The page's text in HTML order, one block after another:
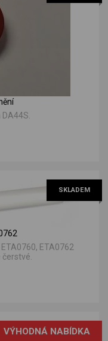
SKLADEM
ETA0762
čerstvé.
VÝHODNÁ NABÍDKA